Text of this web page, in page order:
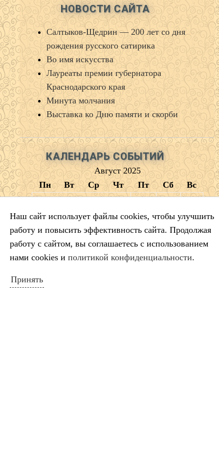
НОВОСТИ САЙТА
Салтыков‑Щедрин — 200 лет со дня
рождения русского сатирика
Во имя искусства
Лауреаты премии губернатора
Краснодарского края
Минута молчания
Выставка ко Дню памяти и скорби
КАЛЕНДАРЬ СОБЫТИЙ
Август 2025
Пн
Вт Ср Чт Пт Сб
Вс
1
2
3
4
5 6 7 8 9
10
11
12 13 14 15 16
17
18
19 20 21 22 23
24
25
26 27 28 29 30
31
Наш сайт использует файлы cookies, чтобы улучшить
работу и повысить эффективность сайта. Продолжая
работу с сайтом, вы соглашаетесь с использованием
нами cookies и политикой конфиденциальности.
Принять